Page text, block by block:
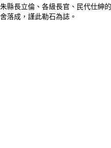
長立倫、各級長官、民代仕
落成，謹此勒石為誌。